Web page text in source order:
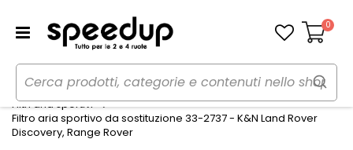
Carrello
0
Home Auto
Preparazioni sportive auto
Filtri aria sportivi
Filtro aria sportivo da sostituzione 33-2737 - K&N Land Rover
Discovery, Range Rover